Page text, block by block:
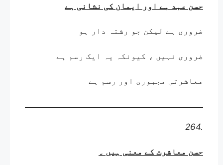
حسن عہد ہے اور ایمان کی نشانی ہے
ضروری ہے لیکن جو رشتہ دار ہو
ضروری نہیں ، کیونکہ یہ ایک رسم ہے
معاشرتی مجبوری اور رسم ہے
264.
حسن معاشرت کے معنی ہیں ۔